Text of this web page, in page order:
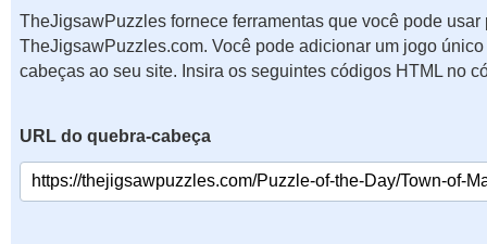
TheJigsawPuzzles fornece ferramentas que você pode usar
TheJigsawPuzzles.com. Você pode adicionar um jogo
cabeças ao seu site. Insira os seguintes códigos HTML no
URL do quebra-cabeça